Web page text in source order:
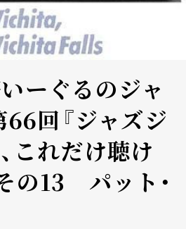
ーぐるのジャ
回『ジャズジ
これだけ聴け
の13 パット・